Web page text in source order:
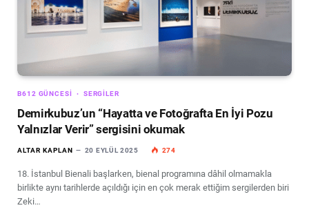
B612 GÜNCESI SERGILER
Demirkubuz’un “Hayatta ve Fotoğrafta En İyi Pozu
Yalnızlar Verir” sergisini okumak
ALTAR KAPLAN 20 EYLÜL 2025 274
18. İstanbul Bienali başlarken, bienal programına dâhil olmamakla
birlikte aynı tarihlerde açıldığı için en çok merak ettiğim sergilerden biri
Zeki…